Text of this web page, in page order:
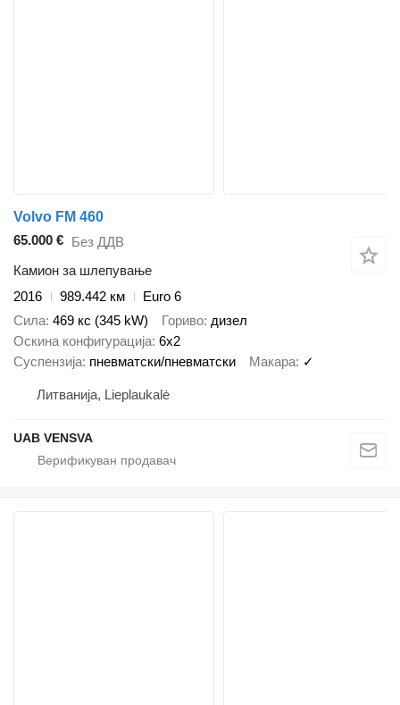
Volvo FM 460
65.000 € Без ДДВ
Камион за шлепување
2016
989.442 км
Euro 6
Сила 469 кс (345 kW) Гориво дизел
Оскина конфигурација 6x2
Суспензија пневматски/пневматски Макара ✓
Литванија, Lieplaukalė
UAB VENSVA